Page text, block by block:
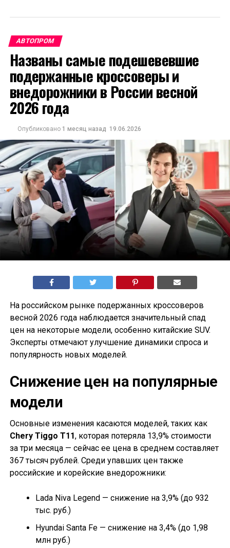
АВТОПРОМ
Названы самые подешевевшие
подержанные кроссоверы и
внедорожники в России весной
2026 года
Опубликовано 1 месяц назад 19.06.2026
На российском рынке подержанных кроссоверов
весной 2026 года наблюдается значительный спад
цен на некоторые модели, особенно китайские SUV.
Эксперты отмечают улучшение динамики спроса и
популярность новых моделей.
Снижение цен на популярные
модели
Основные изменения касаются моделей, таких как
Chery Tiggo T11, которая потеряла 13,9% стоимости
за три месяца — сейчас ее цена в среднем составляет
367 тысяч рублей. Среди упавших цен также
российские и корейские внедорожники:
Lada Niva Legend — снижение на 3,9% (до 932
тыс. руб.)
Hyundai Santa Fe — снижение на 3,4% (до 1,98
млн руб.)